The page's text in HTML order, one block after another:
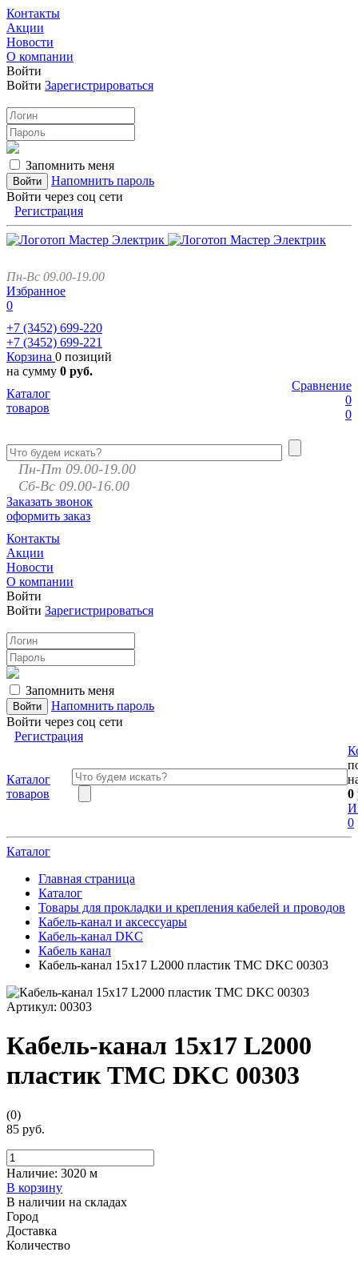
Контакты
Акции
Новости
О компании
Войти
Войти Зарегистрироваться
Запомнить меня
Напомнить пароль
Войти через соц сети
Регистрация
Пн-Вс 09.00-19.00
Избранное
0
+7 (3452) 699-220
+7 (3452) 699-221
Корзина 0 позиций
на сумму 0 руб.
Сравнение
0
0
Каталог
товаров
Пн-Пт 09.00-19.00
Сб-Вс 09.00-16.00
Заказать звонок
оформить заказ
Контакты
Акции
Новости
О компании
Войти
Войти Зарегистрироваться
Запомнить меня
Напомнить пароль
Войти через соц сети
Регистрация
Каталог
товаров
0
0
Каталог
Главная страница
Каталог
Товары для прокладки и крепления кабелей и проводов
Кабель-канал и аксессуары
Кабель-канал DKC
Кабель канал
Кабель-канал 15х17 L2000 пластик TMC DKC 00303
Артикул: 00303
Кабель-канал 15х17 L2000
пластик TMC DKC 00303
(0)
85 руб.
Наличие: 3020 м
В корзину
В наличии на складах
Город
Доставка
Количество